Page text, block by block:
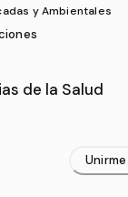
y Ambientales
de la Salud
Unirme